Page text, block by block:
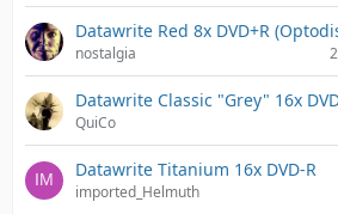
Datawrite Red 8x DVD+R
nostalgia
Datawrite Classic "Grey" 16x
QuiCo
Datawrite Titanium 16x DVD-R
imported_Helmuth